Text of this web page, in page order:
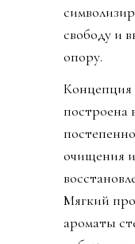
свободу и
опору.
построена
очищения и
Мягкий
ароматы